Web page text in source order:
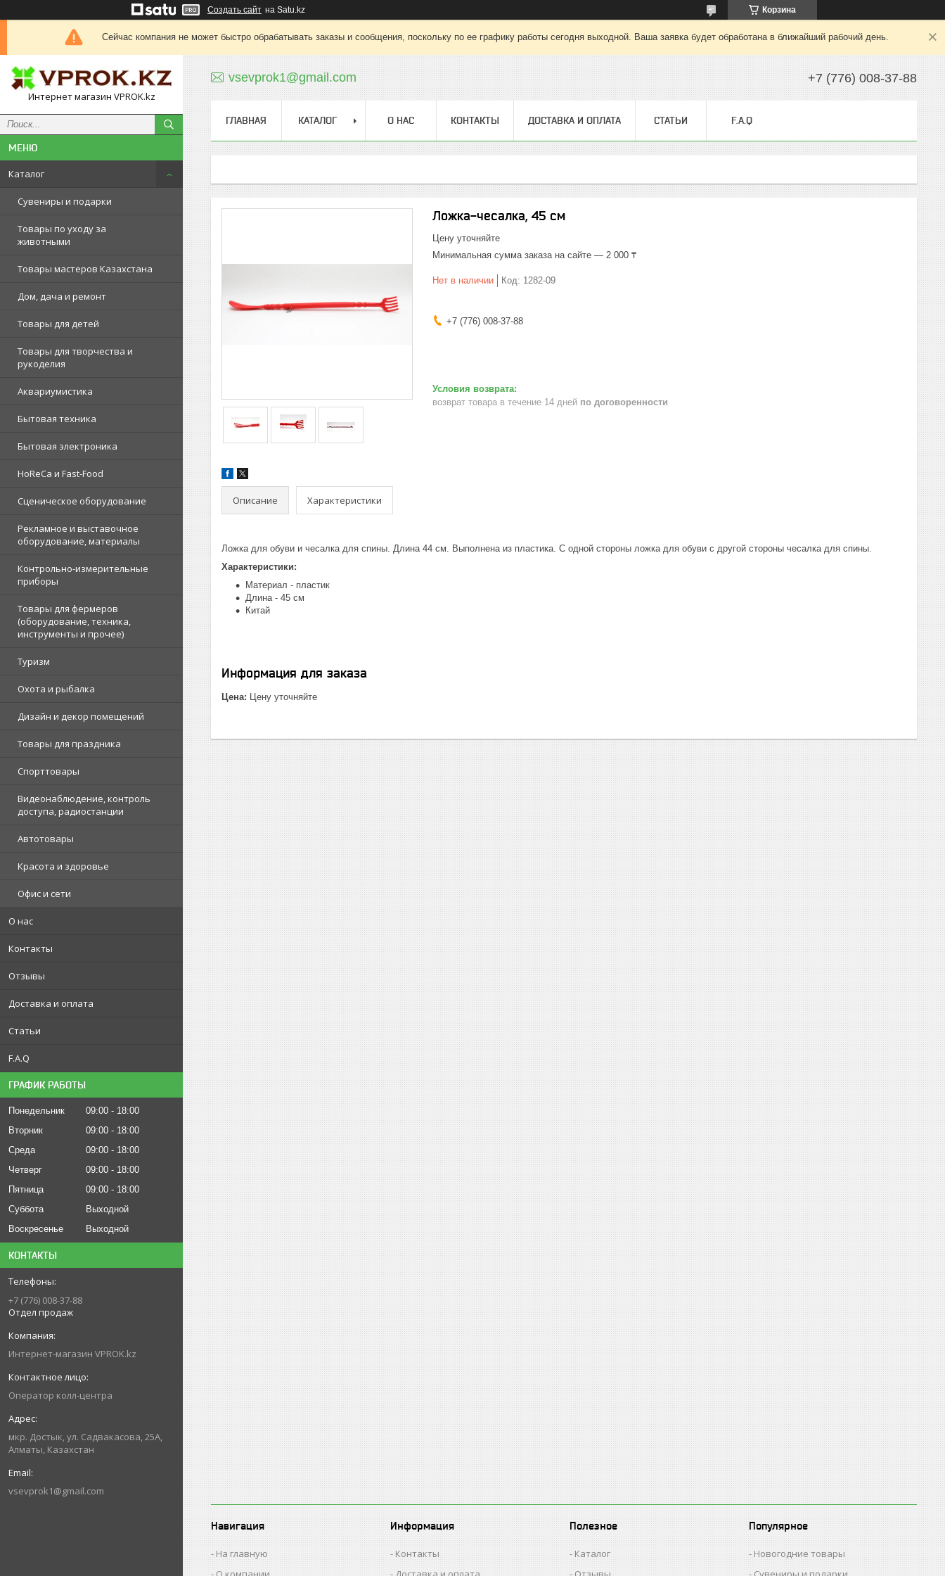
Создать сайт на Satu.kz Корзина
Сейчас компания не может быстро обрабатывать заказы и сообщения, поскольку по ее графику работы сегодня выходной. Ваша заявка будет обработана в ближайший рабочий день.
Интернет магазин VPROK.kz
Каталог
Сувениры и подарки
Товары по уходу за
животными
Товары мастеров Казахстана
Дом, дача и ремонт
Товары для детей
Товары для творчества и
рукоделия
Аквариумистика
Бытовая техника
Бытовая электроника
HoReCa и Fast-Food
Сценическое оборудование
Рекламное и выставочное
оборудование, материалы
Контрольно-измерительные
приборы
Товары для фермеров
(оборудование, техника,
инструменты и прочее)
Туризм
Охота и рыбалка
Дизайн и декор помещений
Товары для праздника
Спорттовары
Видеонаблюдение, контроль
доступа, радиостанции
Автотовары
Красота и здоровье
Офис и сети
О нас
Контакты
Отзывы
Доставка и оплата
Статьи
F.A.Q
ГРАФИК РАБОТЫ
Понедельник 09:00
18:00
Вторник
09:00
18:00
Среда
09:00
18:00
Четверг
09:00
18:00
Пятница
09:00
18:00
Суббота
Выходной
Воскресенье
Выходной
КОНТАКТЫ
+7 (776) 008-37-88
Отдел продаж
Интернет-магазин VPROK.kz
Оператор колл-центра
мкр. Достык, ул. Садвакасова, 25А,
Алматы, Казахстан
vsevprok1@gmail.com
vsevprok1@gmail.com +7 (776) 008-37-88
ГЛАВНАЯ КАТАЛОГ О НАС КОНТАКТЫ ДОСТАВКА И ОПЛАТА СТАТЬИ F.A.Q
Ложка-чесалка, 45 см
Цену уточняйте
Минимальная сумма заказа на сайте — 2 000 ₸
Нет в наличии Код: 1282-09
+7 (776) 008-37-88
возврат товара в течение 14 дней по договоренности
Описание Характеристики
Ложка для обуви и чесалка для спины. Длина 44 см. Выполнена из пластика. С одной стороны ложка для обуви с другой стороны чесалка для спины.
Характеристики:
Материал - пластик
Длина - 45 см
Китай
Информация для заказа
Цена: Цену уточняйте
Навигация
На главную
Информация
Контакты
Полезное
Каталог
Популярное
Новогодние товары